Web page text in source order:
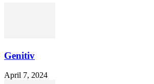
Genitiv
April 7, 2024